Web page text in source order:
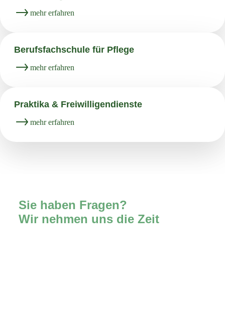
mehr erfahren
Berufsfachschule für Pflege
mehr erfahren
Praktika & Freiwilligendienste
mehr erfahren
Sie haben Fragen?
Wir nehmen uns die Zeit